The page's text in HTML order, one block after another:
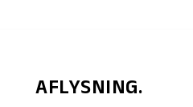
AFLYSNING.